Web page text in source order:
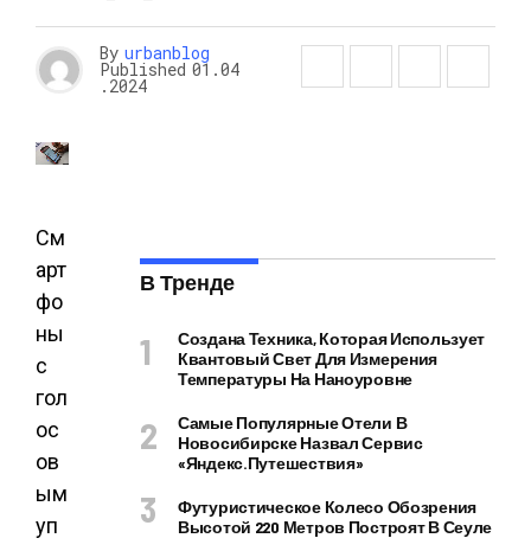
By urbanblog
Published 01.04
.2024
См
арт
фо
ны
с
гол
ос
ов
ым
уп
В Тренде
Создана Техника, Которая Использует
Квантовый Свет Для Измерения
Температуры На Наноуровне
Самые Популярные Отели В
Новосибирске Назвал Сервис
«Яндекс.Путешествия»
Футуристическое Колесо Обозрения
Высотой 220 Метров Построят В Сеуле